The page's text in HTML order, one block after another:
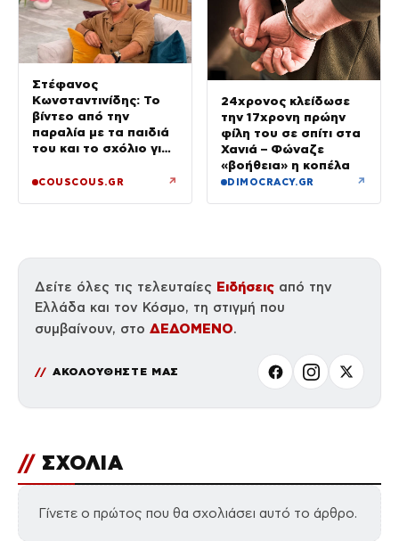
Στέφανος
Κωνσταντινίδης: Το
βίντεο από την
παραλία με τα παιδιά
του και το σχόλιο για
COUSCOUS.GR ↗
24χρονος κλείδωσε
την 17χρονη πρώην
φίλη του σε σπίτι στα
Χανιά – Φώναζε
«βοήθεια» η κοπέλα
DIMOCRACY.GR ↗
Δείτε όλες τις τελευταίες Ειδήσεις από την
Ελλάδα και τον Κόσμο, τη στιγμή που
συμβαίνουν, στο ΔΕΔΟΜΕΝΟ.
ΑΚΟΛΟΥΘΗΣΤΕ ΜΑΣ
// ΣΧΟΛΙΑ
Γίνετε ο πρώτος που θα σχολιάσει αυτό το άρθρο.